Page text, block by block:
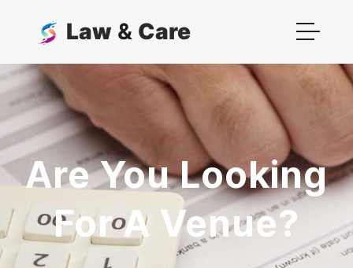
Law & Care
Are You Looking
For A Venue?